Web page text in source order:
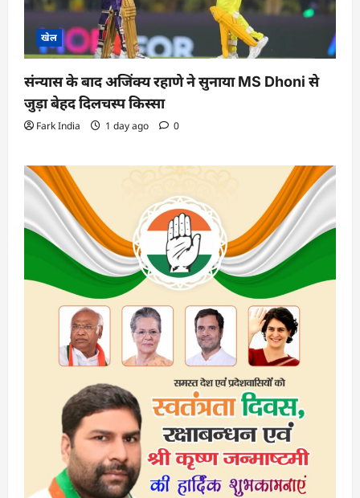
खेल
संन्यास के बाद अजिंक्‍य रहाणे ने सुनाया MS Dhoni से
जुड़ा बेहद दिलचस्प किस्सा
Fark India 1 day ago 0